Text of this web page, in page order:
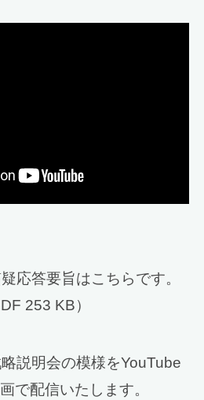
応答要旨はこちらです。
253 KB）
説明会の模様をYouTube
で配信いたします。